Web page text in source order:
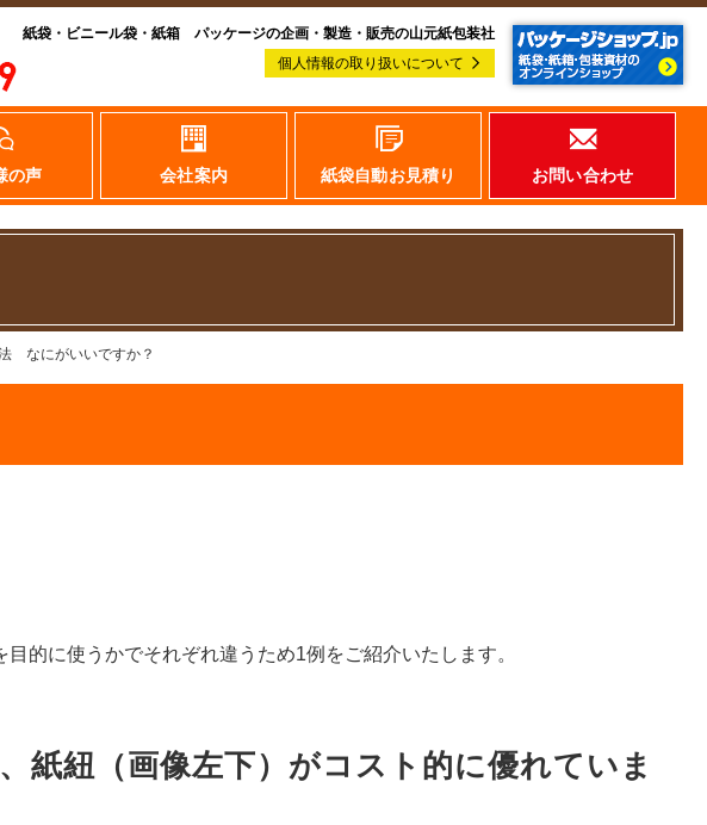
紙袋・ビニール袋・紙箱 パッケージの企画・製造・販売の山元紙包装社
個人情報の取り扱いについて
の声 会社案内 紙袋自動お見積り お問い合わせ
なにがいいですか？
的に使うかでそれぞれ違うため1例をご紹介いたします。
紙紐（画像左下）がコスト的に優れていま